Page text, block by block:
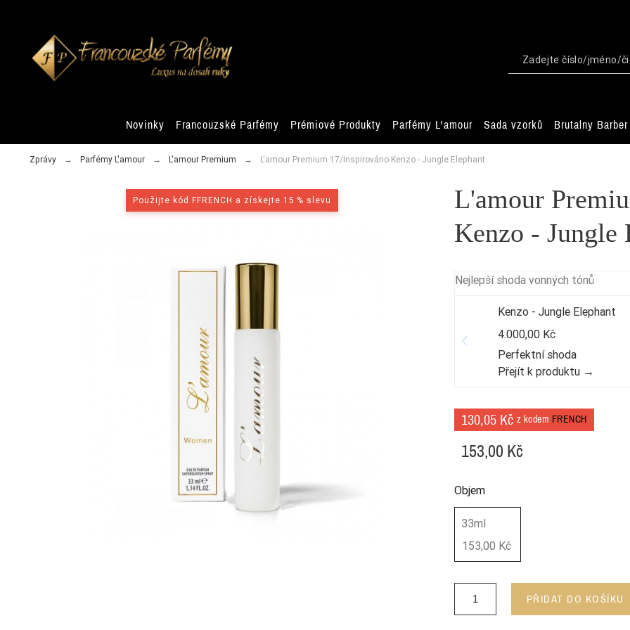
Novinky Francouzské Parfémy Prémiové Produkty Parfémy L'amour Sada vzorků Brutalny Barber
Zprávy Parfémy L'amour L'amour Premium L'amour Premium 17/Inspirováno Kenzo - Jungle Elephant
Použijte kód FFRENCH a získejte 15 % slevu
L'amour
Kenzo - Jungle
Nejlepší shoda vonných tónů
Kenzo - Jungle Elephant
4.000,00 Kč
Perfektní shoda
Přejít k produktu →
130,05 Kč z kodem FRENCH
153,00 Kč
Objem
33ml
153,00 Kč
PŘIDAT DO KOŠÍKU